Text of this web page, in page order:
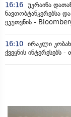
16:16 უკრაინა
ნავთობტანკერებსა
ეკუთვნის -
16:10 ირაკლი
ქვეყნის ინტერესებს -